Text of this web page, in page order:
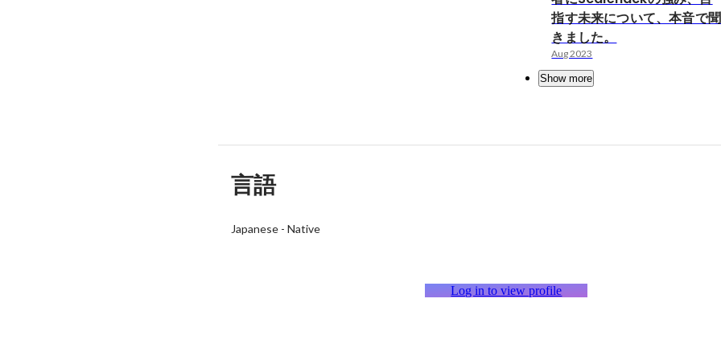
指す未来について、本音で聞
きました。
Aug 2023
Show more
言語
Japanese- Native
Log in to view profile